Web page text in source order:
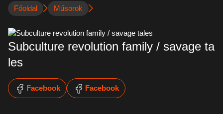
Főoldal Műsorok
Subculture revolution family / savage ta
les
Facebook Facebook